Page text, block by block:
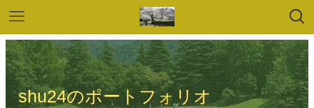
shu24のポートフォリオ